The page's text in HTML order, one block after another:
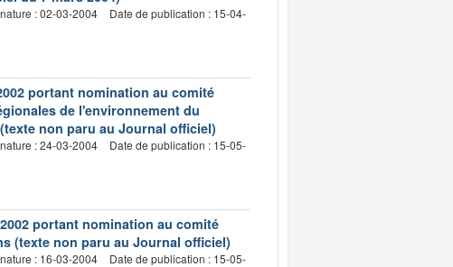
: 02-03-2004
Date de publication : 15-04-
portant nomination au comité
de l'environnement du
non paru au Journal officiel)
: 24-03-2004
Date de publication : 15-05-
portant nomination au comité
(texte non paru au Journal officiel)
: 16-03-2004
Date de publication : 15-05-